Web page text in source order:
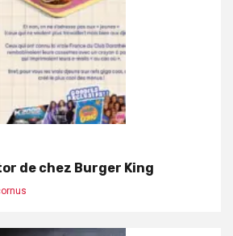
de chez Burger King